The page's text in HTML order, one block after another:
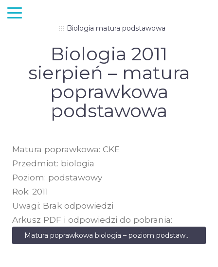
Biologia matura podstawowa
Biologia 2011
sierpień – matura
poprawkowa
podstawowa
Matura poprawkowa: CKE
Przedmiot: biologia
Poziom: podstawowy
Rok: 2011
Uwagi: Brak odpowiedzi
Arkusz PDF i odpowiedzi do pobrania:
Matura poprawkowa biologia – poziom podstawowy – sierpień 2011